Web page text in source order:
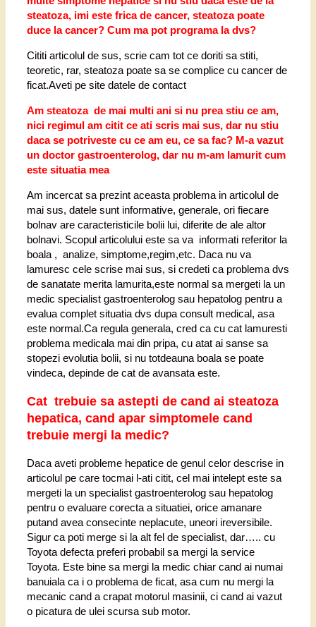
steatoza, imi este frica de cancer, steatoza poate
duce la cancer? Cum ma pot programa la dvs?
Cititi articolul de sus, scrie cam tot ce doriti sa stiti,
teoretic, rar, steatoza poate sa se complice cu cancer de
ficat.Aveti pe site datele de contact
Am steatoza de mai multi ani si nu prea stiu ce am,
nici regimul am citit ce ati scris mai sus, dar nu stiu
daca se potriveste cu ce am eu, ce sa fac? M-a vazut
un doctor gastroenterolog, dar nu m-am lamurit cum
este situatia mea
Am incercat sa prezint aceasta problema in articolul de
mai sus, datele sunt informative, generale, ori fiecare
bolnav are caracteristicile bolii lui, diferite de ale altor
bolnavi. Scopul articolului este sa va informati referitor la
boala , analize, simptome,regim,etc. Daca nu va
lamuresc cele scrise mai sus, si credeti ca problema dvs
de sanatate merita lamurita,este normal sa mergeti la un
medic specialist gastroenterolog sau hepatolog pentru a
evalua complet situatia dvs dupa consult medical, asa
este normal.Ca regula generala, cred ca cu cat lamuresti
problema medicala mai din pripa, cu atat ai sanse sa
stopezi evolutia bolii, si nu totdeauna boala se poate
vindeca, depinde de cat de avansata este.
Cat trebuie sa astepti de cand ai steatoza
hepatica, cand apar simptomele cand
trebuie mergi la medic?
Daca aveti probleme hepatice de genul celor descrise in
articolul pe care tocmai l-ati citit, cel mai intelept este sa
mergeti la un specialist gastroenterolog sau hepatolog
pentru o evaluare corecta a situatiei, orice amanare
putand avea consecinte neplacute, uneori ireversibile.
Sigur ca poti merge si la alt fel de specialist, dar….. cu
Toyota defecta preferi probabil sa mergi la service
Toyota. Este bine sa mergi la medic chiar cand ai numai
banuiala ca i o problema de ficat, asa cum nu mergi la
mecanic cand a crapat motorul masinii, ci cand ai vazut
o picatura de ulei scursa sub motor.